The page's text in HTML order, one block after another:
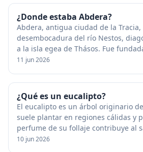
¿Donde estaba Abdera?
Abdera, antigua ciudad de la
desembocadura del río Nestos,
a la isla egea de Thásos. Fue
griegos procedentes de la antigua
11 jun 2026
¿Qué es un eucalipto?
El eucalipto es un árbol originario
suele plantar en regiones cálidas y
perfume de su follaje contribuye al
y expulsar de los peligrosos
10 jun 2026